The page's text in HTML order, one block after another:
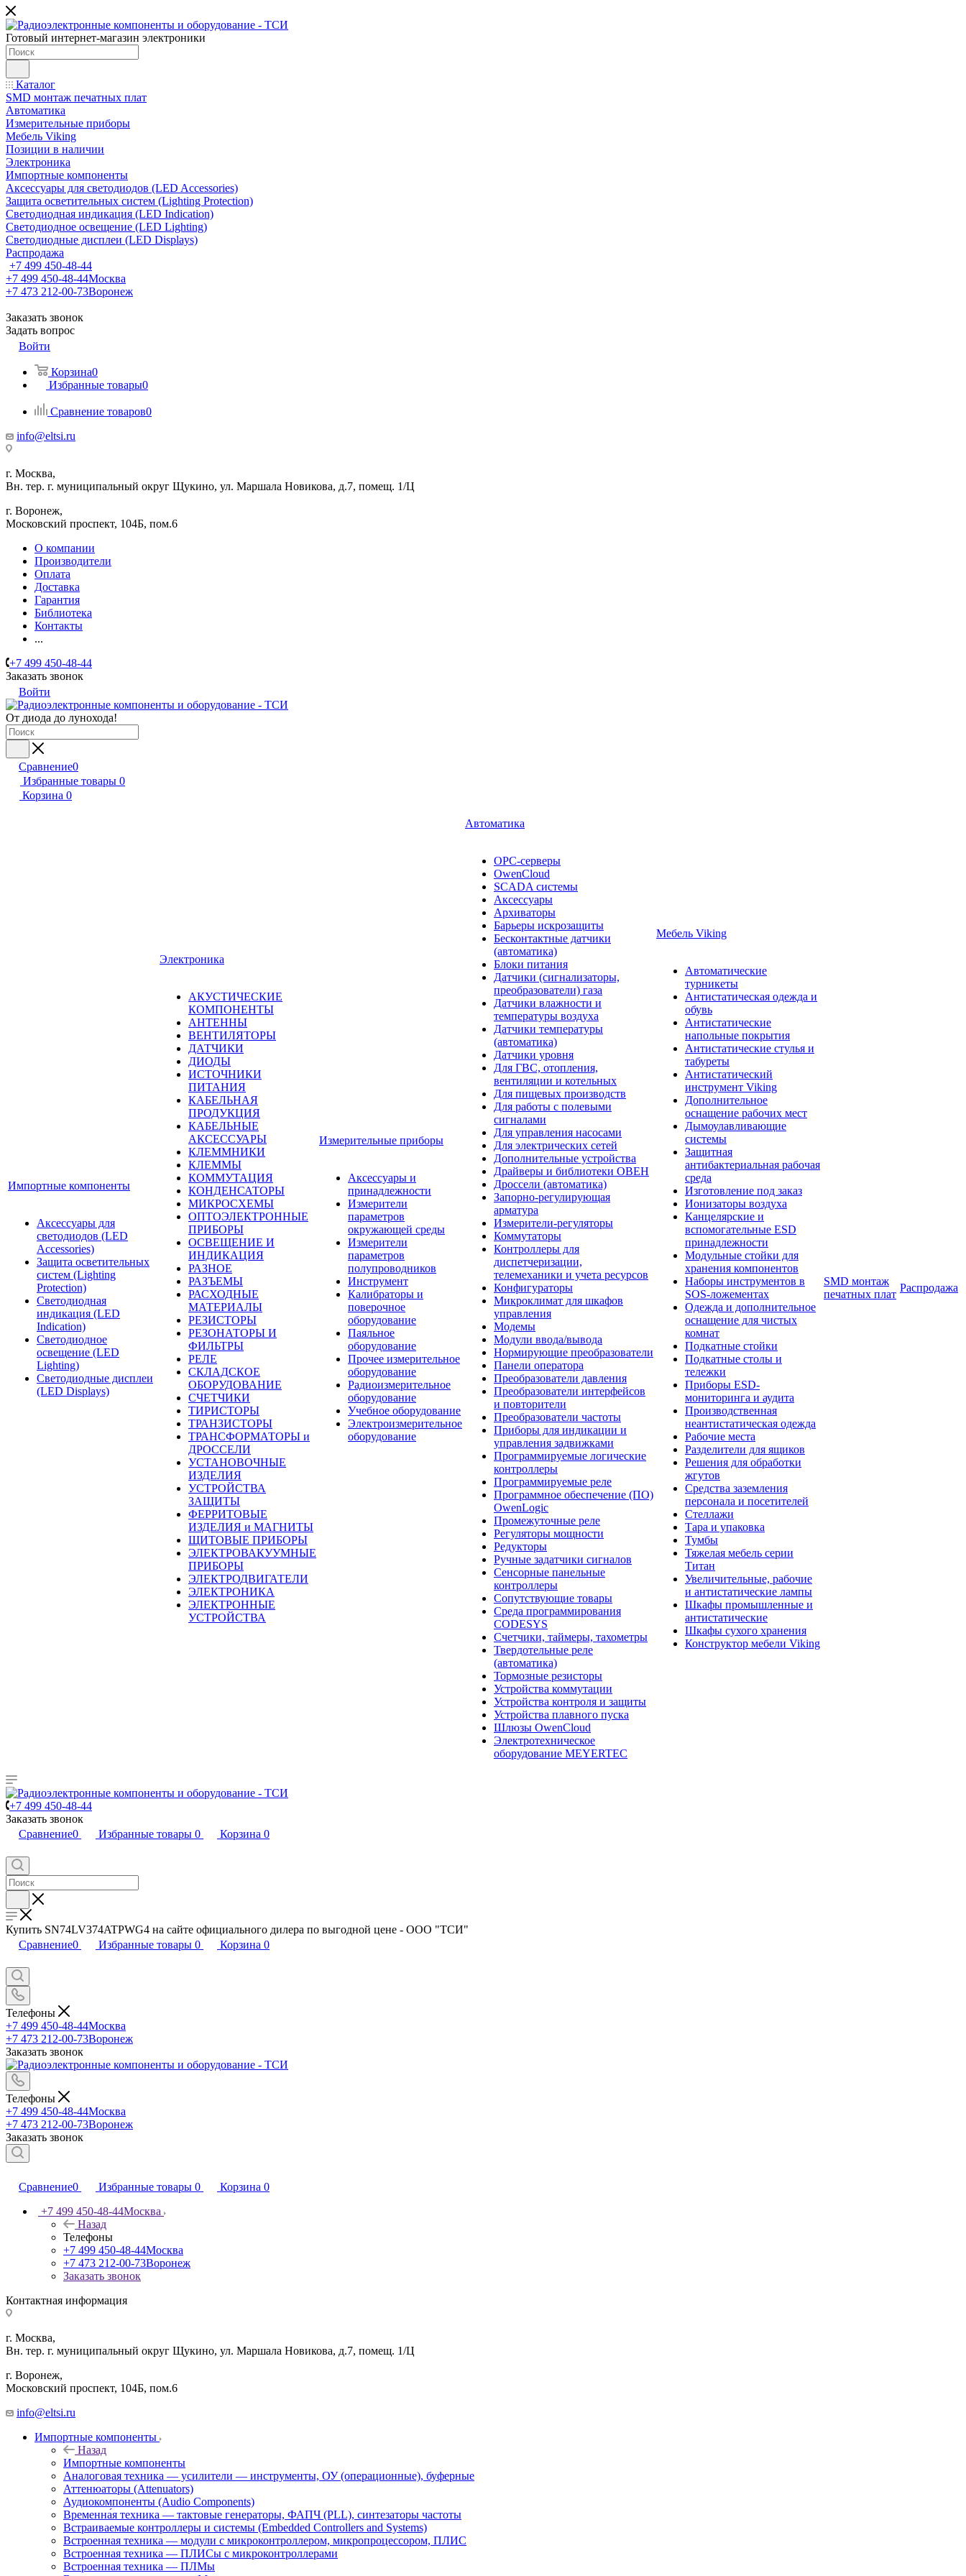
Готовый интернет-магазин электроники
Каталог
SMD монтаж печатных плат
Автоматика
Измерительные приборы
Мебель Viking
Позиции в наличии
Электроника
Импортные компоненты
Аксессуары для светодиодов (LED Accessories)
Защита осветительных систем (Lighting Protection)
Светодиодная индикация (LED Indication)
Светодиодное освещение (LED Lighting)
Светодиодные дисплеи (LED Displays)
Распродажа
+7 499 450-48-44
+7 499 450-48-44Москва
+7 473 212-00-73Воронеж
Заказать звонок
Задать вопрос
Войти
Корзина0
Избранные товары0
Сравнение товаров0
info@eltsi.ru
г. Москва,
Вн. тер. г. муниципальный округ Щукино, ул. Маршала Новикова, д.7, помещ. 1/Ц
г. Воронеж,
​Московский проспект, 104Б, пом.6
О компании
Производители
Оплата
Доставка
Гарантия
Библиотека
Контакты
...
+7 499 450-48-44
Заказать звонок
Войти
От диода до лунохода!
Сравнение0
Избранные товары 0
Корзина 0
Импортные компоненты
Аксессуары для
светодиодов (LED
Accessories)
Защита осветительных
систем (Lighting
Protection)
Светодиодная
индикация (LED
Indication)
Светодиодное
освещение (LED
Lighting)
Светодиодные дисплеи
(LED Displays)
Электроника
АКУСТИЧЕСКИЕ
КОМПОНЕНТЫ
АНТЕННЫ
ВЕНТИЛЯТОРЫ
ДАТЧИКИ
ДИОДЫ
ИСТОЧНИКИ
ПИТАНИЯ
КАБЕЛЬНАЯ
ПРОДУКЦИЯ
КАБЕЛЬНЫЕ
АКСЕССУАРЫ
КЛЕММНИКИ
КЛЕММЫ
КОММУТАЦИЯ
КОНДЕНСАТОРЫ
МИКРОСХЕМЫ
ОПТОЭЛЕКТРОННЫЕ
ПРИБОРЫ
ОСВЕЩЕНИЕ И
ИНДИКАЦИЯ
РАЗНОЕ
РАЗЪЕМЫ
РАСХОДНЫЕ
МАТЕРИАЛЫ
РЕЗИСТОРЫ
РЕЗОНАТОРЫ И
ФИЛЬТРЫ
РЕЛЕ
СКЛАДСКОЕ
ОБОРУДОВАНИЕ
СЧЕТЧИКИ
ТИРИСТОРЫ
ТРАНЗИСТОРЫ
ТРАНСФОРМАТОРЫ и
ДРОССЕЛИ
УСТАНОВОЧНЫЕ
ИЗДЕЛИЯ
УСТРОЙСТВА
ЗАЩИТЫ
ФЕРРИТОВЫЕ
ИЗДЕЛИЯ и МАГНИТЫ
ЩИТОВЫЕ ПРИБОРЫ
ЭЛЕКТРОВАКУУМНЫЕ
ПРИБОРЫ
ЭЛЕКТРОДВИГАТЕЛИ
ЭЛЕКТРОНИКА
ЭЛЕКТРОННЫЕ
УСТРОЙСТВА
Измерительные приборы
Аксессуары и
принадлежности
Измерители
параметров
окружающей среды
Измерители
параметров
полупроводников
Инструмент
Калибраторы и
поверочное
оборудование
Паяльное
оборудование
Прочее измерительное
оборудование
Радиоизмерительное
оборудование
Учебное оборудование
Электроизмерительное
оборудование
Автоматика
OPC-серверы
OwenCloud
SCADA системы
Аксессуары
Архиваторы
Барьеры искрозащиты
Бесконтактные датчики
(автоматика)
Блоки питания
Датчики (сигнализаторы,
преобразователи) газа
Датчики влажности и
температуры воздуха
Датчики температуры
(автоматика)
Датчики уровня
Для ГВС, отопления,
вентиляции и котельных
Для пищевых производств
Для работы с полевыми
сигналами
Для управления насосами
Для электрических сетей
Дополнительные устройства
Драйверы и библиотеки ОВЕН
Дроссели (автоматика)
Запорно-регулирующая
арматура
Измерители-регуляторы
Коммутаторы
Контроллеры для
диспетчеризации,
телемеханики и учета ресурсов
Конфигураторы
Микроклимат для шкафов
управления
Модемы
Модули ввода/вывода
Нормирующие преобразователи
Панели оператора
Преобразователи давления
Преобразователи интерфейсов
и повторители
Преобразователи частоты
Приборы для индикации и
управления задвижками
Программируемые логические
контроллеры
Программируемые реле
Программное обеспечение (ПО)
OwenLogic
Промежуточные реле
Регуляторы мощности
Редукторы
Ручные задатчики сигналов
Сенсорные панельные
контроллеры
Сопутствующие товары
Среда программирования
CODESYS
Счетчики, таймеры, тахометры
Твердотельные реле
(автоматика)
Тормозные резисторы
Устройства коммутации
Устройства контроля и защиты
Устройства плавного пуска
Шлюзы OwenCloud
Электротехническое
оборудование MEYERTEC
Мебель Viking
Автоматические
турникеты
Антистатическая одежда и
обувь
Антистатические
напольные покрытия
Антистатические стулья и
табуреты
Антистатический
инструмент Viking
Дополнительное
оснащение рабочих мест
Дымоулавливающие
системы
Защитная
антибактериальная рабочая
среда
Изготовление под заказ
Ионизаторы воздуха
Канцелярские и
вспомогательные ESD
принадлежности
Модульные стойки для
хранения компонентов
Наборы инструментов в
SOS-ложементах
Одежда и дополнительное
оснащение для чистых
комнат
Подкатные стойки
Подкатные столы и
тележки
Приборы ESD-
мониторинга и аудита
Производственная
неантистатическая одежда
Рабочие места
Разделители для ящиков
Решения для обработки
жгутов
Средства заземления
персонала и посетителей
Стеллажи
Тара и упаковка
Тумбы
Тяжелая мебель серии
Титан
Увеличительные, рабочие
и антистатические лампы
Шкафы промышленные и
антистатические
Шкафы сухого хранения
Конструктор мебели Viking
SMD монтаж
печатных плат
Распродажа
+7 499 450-48-44
Заказать звонок
Сравнение0 Избранные товары 0 Корзина 0
Купить SN74LV374ATPWG4 на сайте официального дилера по выгодной цене - ООО "ТСИ"
Сравнение0 Избранные товары 0 Корзина 0
Телефоны
+7 499 450-48-44Москва
+7 473 212-00-73Воронеж
Заказать звонок
Телефоны
+7 499 450-48-44Москва
+7 473 212-00-73Воронеж
Заказать звонок
Сравнение0 Избранные товары 0 Корзина 0
+7 499 450-48-44Москва
Назад
Телефоны
+7 499 450-48-44Москва
+7 473 212-00-73Воронеж
Заказать звонок
Контактная информация
г. Москва,
Вн. тер. г. муниципальный округ Щукино, ул. Маршала Новикова, д.7, помещ. 1/Ц
г. Воронеж,
​Московский проспект, 104Б, пом.6
info@eltsi.ru
Импортные компоненты
Назад
Импортные компоненты
Аналоговая техника — усилители — инструменты, ОУ (операционные), буферные
Аттенюаторы (Attenuators)
Аудиокомпоненты (Audio Components)
Временна́я техника — тактовые генераторы, ФАПЧ (PLL), синтезаторы частоты
Встраиваемые контроллеры и системы (Embedded Controllers and Systems)
Встроенная техника — модули с микроконтроллером, микропроцессором, ПЛИС
Встроенная техника — ПЛИСы с микроконтроллерами
Встроенная техника — ПЛМы